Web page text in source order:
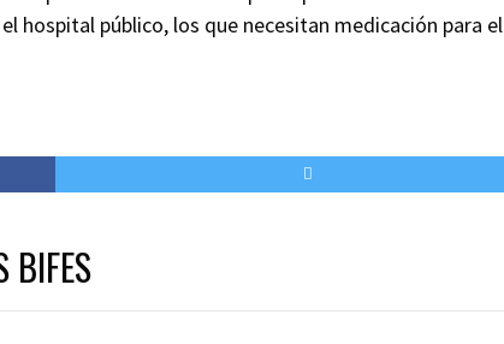
hospital público, los que necesitan medicación para el
BIFES